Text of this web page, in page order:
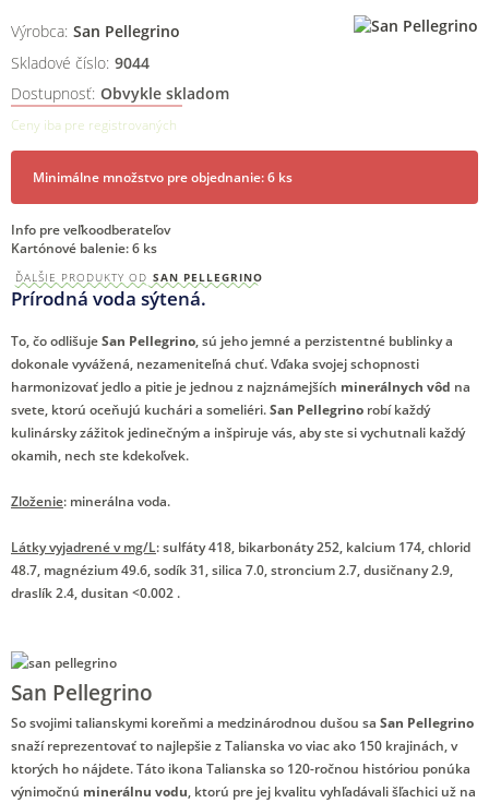
Výrobca: San Pellegrino
Skladové číslo: 9044
Dostupnosť: Obvykle skladom
Ceny iba pre registrovaných
Minimálne množstvo pre objednanie: 6 ks
Info pre veľkoodberateľov
Kartónové balenie: 6 ks
ĎALŠIE PRODUKTY OD SAN PELLEGRINO
Prírodná voda sýtená.
To, čo odlišujeSan Pellegrino, sú jeho jemné a perzistentné bublinky a
dokonale vyvážená, nezameniteľná chuť. Vďaka svojej schopnosti
harmonizovať jedlo a pitie je jednou z najznámejších minerálnych vôd na
svete, ktorú oceňujú kuchári a someliéri.San Pellegrino robí každý
kulinársky zážitok jedinečným a inšpiruje vás, aby ste si vychutnali každý
okamih, nech ste kdekoľvek.
Zloženie: minerálna voda.
Látky vyjadrené v mg/L: sulfáty 418, bikarbonáty 252, kalcium 174, chlorid
48.7, magnézium 49.6, sodík 31, silica 7.0, stroncium 2.7, dusičnany 2.9,
draslík 2.4, dusitan <0.002 .
San Pellegrino
So svojimi talianskymi koreňmi a medzinárodnou dušou sa San Pellegrino
snaží reprezentovať to najlepšie z Talianska vo viac ako 150 krajinách, v
ktorých ho nájdete. Táto ikona Talianska so 120-ročnou históriou ponúka
výnimočnú minerálnu vodu, ktorú pre jej kvalitu vyhľadávali šľachici už na